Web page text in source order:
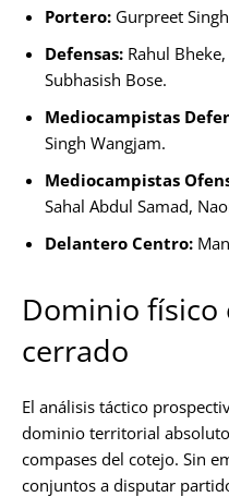
Portero: Gurpreet
Defensas: Rahul
Subhasish Bose.
Mediocampistas
Singh Wangjam.
Mediocampistas
Sahal Abdul Samad,
Delantero Centro:
Dominio
cerrado
El análisis táctico
dominio territorial
compases del cotejo. Sin
conjuntos a disputar